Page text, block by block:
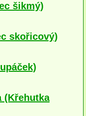
šikmý)
skořicový)
(Křehutka